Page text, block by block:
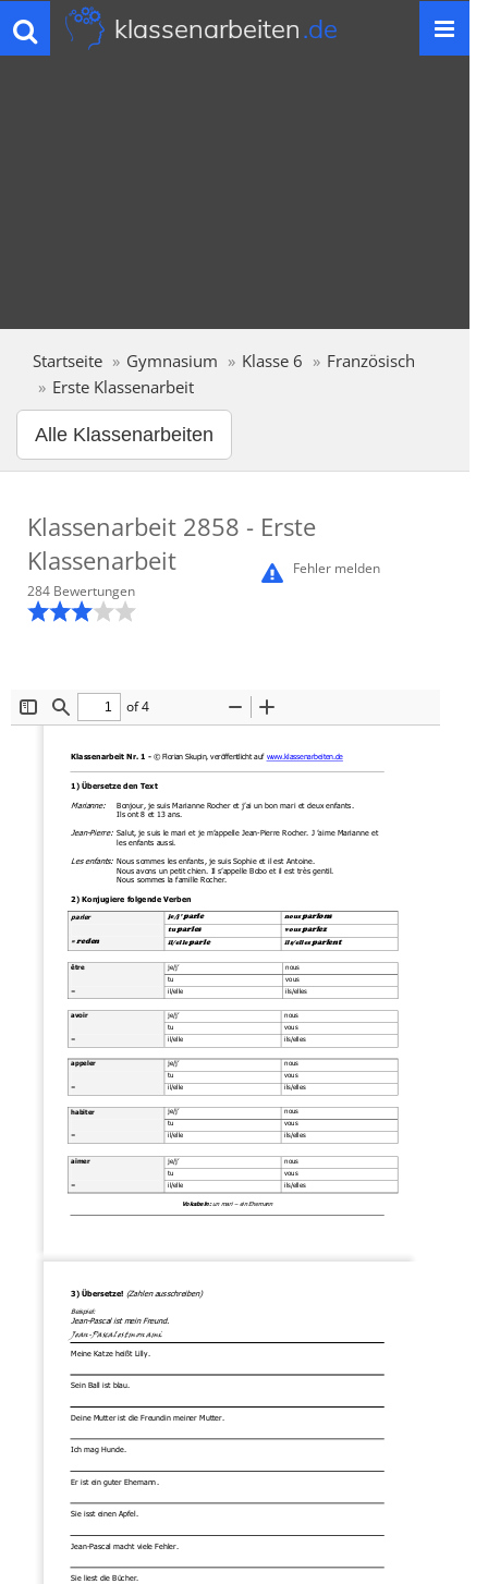
Toggle
navigation
klassenarbeiten.de
Startseite Gymnasium Klasse 6
Französisch
Erste Klassenarbeit
Alle Klassenarbeiten
Klassenarbeit 2858 - Erste
Klassenarbeit
Fehler melden
284 Bewertungen
ToggleFind
of 4
Zoom
Klassenarbeit Nr. 1 - © Florian Skupin, veröffentlicht auf www.klassenarbeiten.de
1) Übersetze den Text
Marianne: Bonjour, je suis Marianne Rocher et j’ai un bon mari et deux enfants.
Ils ont 8 et 13 ans.
Jean-Pierre: Salut, je suis le mari et je m’appelle Jean-Pierre Rocher. J ’aime Marianne et
les enfants aussi.
Les enfants: Nous sommes les enfants, je suis Sophie et il est Antoine.
Nous avons un petit chien. Il s’appelle Bobo et il est très gentil.
Nous sommes la famille Rocher.
2) Konjugiere folgende Verben
parler
= reden
je/j’ parle nous parlons
tu parles vous parlez
il/elle parle ils/elles parlent
être
=
je/j’
nous
tu
vous
il/elle
ils/elles
avoir
=
je/j’
nous
tu
vous
il/elle
ils/elles
appeler
=
je/j’
nous
tu
vous
il/elle
ils/elles
habiter
=
je/j’
nous
tu
vous
il/elle
ils/elles
aimer
=
je/j’
nous
tu
vous
il/elle
ils/elles
Vokabeln: un mari – ein Ehemann
3) Übersetze! (Zahlen ausschreiben)
Beispiel:
Jean-Pascal ist mein Freund.
Jean-Pascal est mon ami.
Meine Katze heißt Lilly.
Sein Ball ist blau.
Deine Mutter ist die Freundin meiner Mutter.
Ich mag Hunde.
Er ist ein guter Ehemann.
Sie isst einen Apfel.
Jean-Pascal macht viele Fehler.
Sie liest die Bücher.